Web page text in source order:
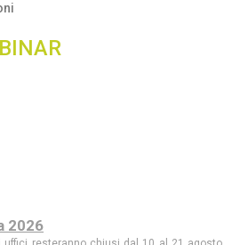
2026
resteranno chiusi dal 10 al 21 agosto